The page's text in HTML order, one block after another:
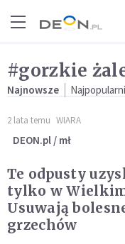
#gorzkie
Najnowsze
2 lata temu WIARA
DEON.pl / mł
Te odpusty
tylko w
Usuwają
grzechów